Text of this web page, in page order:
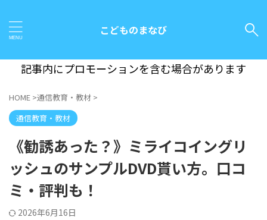
こどものまなび
記事内にプロモーションを含む場合があります
HOME >通信教育・教材 >
通信教育・教材
《勧誘あった？》ミライコイングリ
ッシュのサンプルDVD貰い方。口コ
ミ・評判も！
2026年6月16日